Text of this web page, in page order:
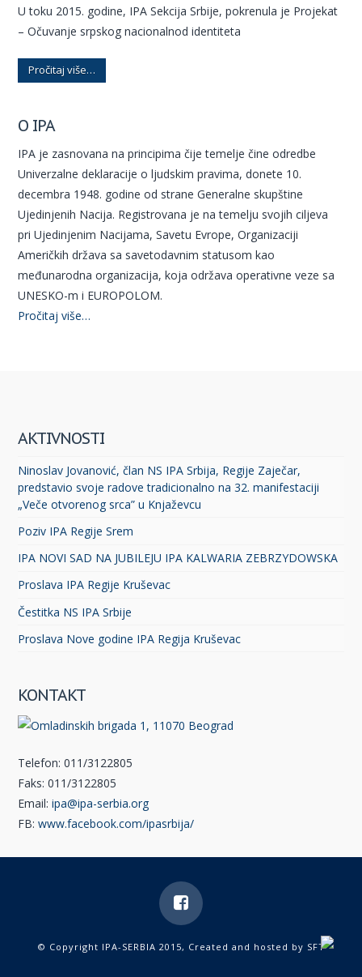
U toku 2015. godine, IPA Sekcija Srbije, pokrenula je Projekat
– Očuvanje srpskog nacionalnod identiteta
Pročitaj više…
O IPA
IPA je zasnovana na principima čije temelje čine odredbe
Univerzalne deklaracije o ljudskim pravima, donete 10.
decembra 1948. godine od strane Generalne skupštine
Ujedinjenih Nacija. Registrovana je na temelju svojih ciljeva
pri Ujedinjenim Nacijama, Savetu Evrope, Organizaciji
Američkih država sa savetodavnim statusom kao
međunarodna organizacija, koja održava operativne veze sa
UNESKO-m i EUROPOLOM.
Pročitaj više…
AKTIVNOSTI
Ninoslav Jovanović, član NS IPA Srbija, Regije Zaječar,
predstavio svoje radove tradicionalno na 32. manifestaciji
„Veče otvorenog srca” u Knjaževcu
Poziv IPA Regije Srem
IPA NOVI SAD NA JUBILEJU IPA KALWARIA ZEBRZYDOWSKA
Proslava IPA Regije Kruševac
Čestitka NS IPA Srbije
Proslava Nove godine IPA Regija Kruševac
KONTAKT
Telefon: 011/3122805
Faks: 011/3122805
Email:ipa@ipa-serbia.org
FB:www.facebook.com/ipasrbija/
© Copyright IPA-SERBIA 2015, Created and hosted by SFT